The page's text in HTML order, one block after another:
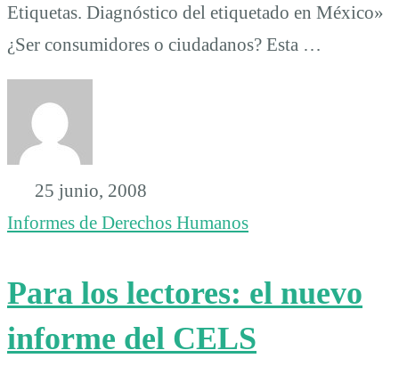
Etiquetas. Diagnóstico del etiquetado en México»
¿Ser consumidores o ciudadanos? Esta …
25 junio, 2008
Informes de Derechos Humanos
Para los lectores: el nuevo
informe del CELS